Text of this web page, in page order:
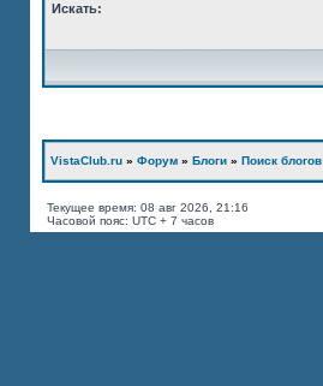
Искать:
VistaClub.ru » Форум » Блоги » Поиск блогов
Текущее время: 08 авг 2026, 21:16
Часовой пояс: UTC + 7 часов